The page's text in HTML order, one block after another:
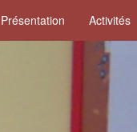
Présentation Activités